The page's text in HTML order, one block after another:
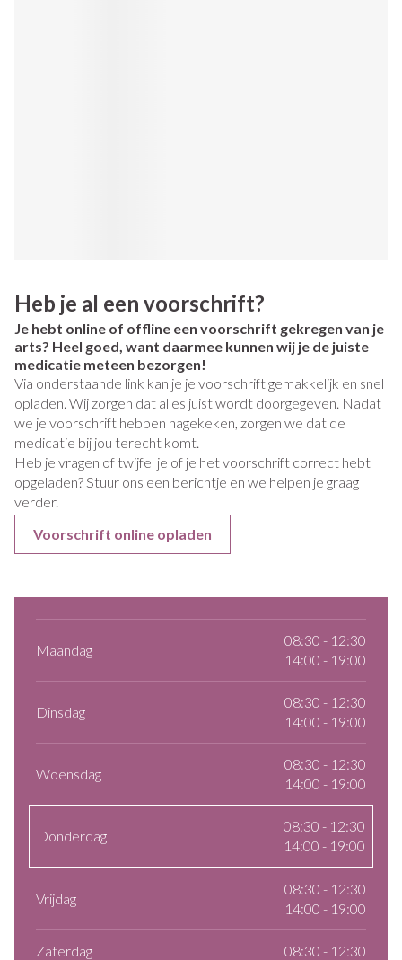
Heb je al een voorschrift?
Je hebt online of offline een voorschrift gekregen van je
arts? Heel goed, want daarmee kunnen wij je de juiste
medicatie meteen bezorgen!
Via onderstaande link kan je je voorschrift gemakkelijk en snel
opladen. Wij zorgen dat alles juist wordt doorgegeven. Nadat
we je voorschrift hebben nagekeken, zorgen we dat de
medicatie bij jou terecht komt.
Heb je vragen of twijfel je of je het voorschrift correct hebt
opgeladen? Stuur ons een berichtje en we helpen je graag
verder.
Voorschrift online opladen
Maandag
08:30 - 12:30
14:00 - 19:00
Dinsdag
08:30 - 12:30
14:00 - 19:00
Woensdag
08:30 - 12:30
14:00 - 19:00
Donderdag
08:30 - 12:30
14:00 - 19:00
Vrijdag
08:30 - 12:30
14:00 - 19:00
Zaterdag 08:30 - 12:30